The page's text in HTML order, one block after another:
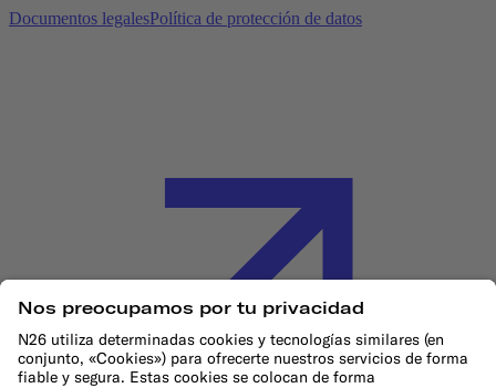
Documentos legalesPolítica de protección de datos